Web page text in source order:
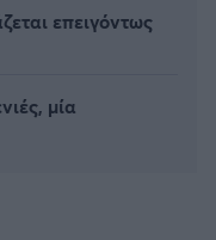
επειγόντως
μία